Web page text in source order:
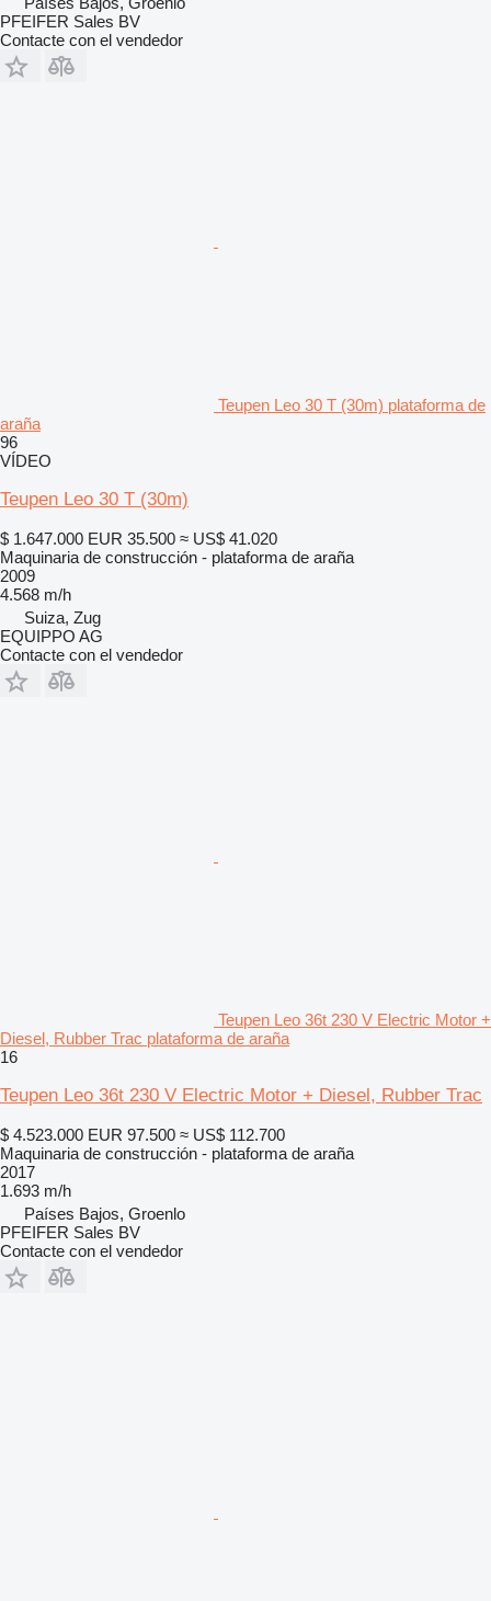
PFEIFER Sales BV
Contacte con el vendedor
Teupen Leo 30 T (30m) plataforma de
araña
96
VÍDEO
Teupen Leo 30 T (30m)
$ 1.647.000 EUR 35.500 ≈ US$ 41.020
Maquinaria de construcción - plataforma de araña
2009
4.568 m/h
Suiza, Zug
EQUIPPO AG
Contacte con el vendedor
Teupen Leo 36t 230 V Electric Motor +
Diesel, Rubber Trac plataforma de araña
16
Teupen Leo 36t 230 V Electric Motor + Diesel, Rubber Trac
$ 4.523.000 EUR 97.500 ≈ US$ 112.700
Maquinaria de construcción - plataforma de araña
2017
1.693 m/h
Países Bajos, Groenlo
PFEIFER Sales BV
Contacte con el vendedor